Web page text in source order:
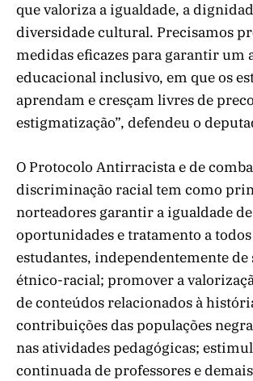
que valoriza a igualdade, a
diversidade cultural. Precisamos
medidas eficazes para garantir um
educacional inclusivo, em que os
aprendam e cresçam livres de
estigmatização”, defendeu o
O Protocolo Antirracista e de
discriminação racial tem como
norteadores garantir a igualdade de
oportunidades e tratamento a todos
estudantes, independentemente de
étnico-racial; promover a
de conteúdos relacionados à
contribuições das populações
nas atividades pedagógicas;
continuada de professores e